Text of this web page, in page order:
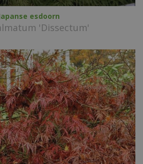
esdoorn
'Dissectum'